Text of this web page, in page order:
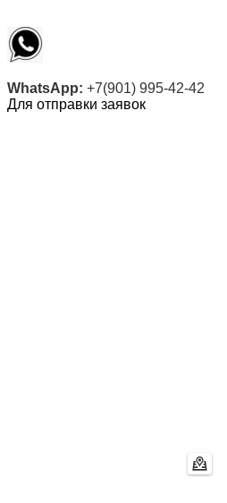
WhatsApp: +7(901) 995-42-42
Для отправки заявок